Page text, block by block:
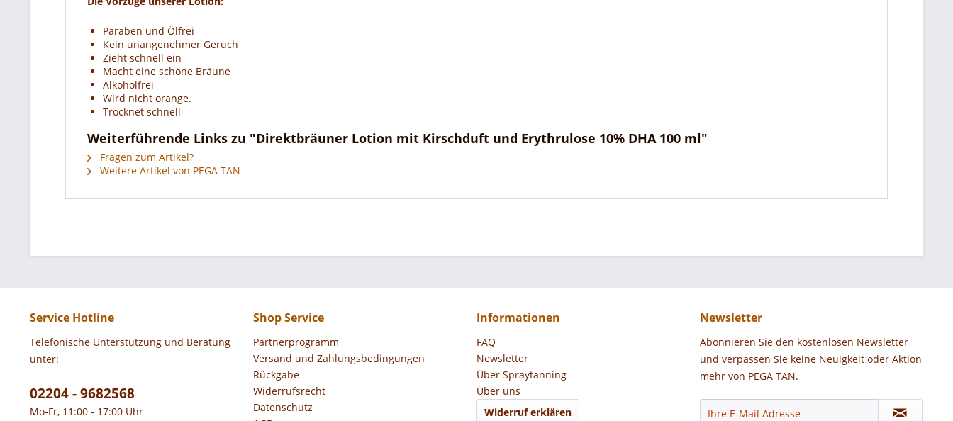
Paraben und Ölfrei
Kein unangenehmer Geruch
Zieht schnell ein
Macht eine schöne Bräune
Alkoholfrei
Wird nicht orange.
Trocknet schnell
Weiterführende Links zu "Direktbräuner Lotion mit Kirschduft und Erythrulose 10% DHA 100 ml"
Fragen zum Artikel?
Weitere Artikel von PEGA TAN
Service Hotline
Telefonische Unterstützung und Beratung
unter:
02204 - 9682568
Mo-Fr, 11:00 - 17:00 Uhr
Shop Service
Partnerprogramm
Versand und Zahlungsbedingungen
Rückgabe
Widerrufsrecht
Datenschutz
Informationen
FAQ
Newsletter
Über Spraytanning
Über uns
Widerruf erklären
Newsletter
Abonnieren Sie den kostenlosen Newsletter
und verpassen Sie keine Neuigkeit oder Aktion
mehr von PEGA TAN.